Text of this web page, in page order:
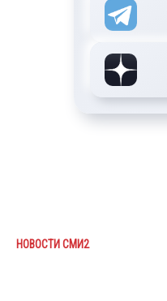
НОВОСТИ СМИ2